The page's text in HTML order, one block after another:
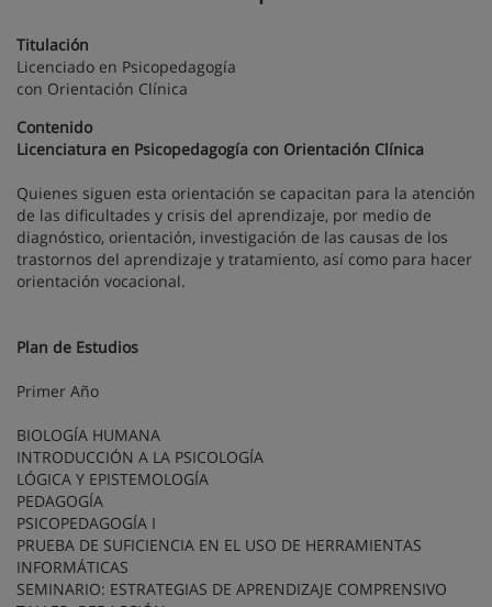
Titulación
Licenciado en Psicopedagogía
con Orientación Clínica
Contenido
Licenciatura en Psicopedagogía con Orientación Clínica
Quienes siguen esta orientación se capacitan para la atención
de las dificultades y crisis del aprendizaje, por medio de
diagnóstico, orientación, investigación de las causas de los
trastornos del aprendizaje y tratamiento, así como para hacer
orientación vocacional.
Plan de Estudios
Primer Año
BIOLOGÍA HUMANA
INTRODUCCIÓN A LA PSICOLOGÍA
LÓGICA Y EPISTEMOLOGÍA
PEDAGOGÍA
PSICOPEDAGOGÍA I
PRUEBA DE SUFICIENCIA EN EL USO DE HERRAMIENTAS
INFORMÁTICAS
SEMINARIO: ESTRATEGIAS DE APRENDIZAJE COMPRENSIVO